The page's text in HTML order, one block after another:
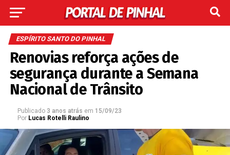
ESPÍRITO SANTO DO PINHAL
Renovias reforça ações de
segurança durante a Semana
Nacional de Trânsito
Publicado 3 anos atrás em 15/09/23
Por Lucas Rotelli Raulino